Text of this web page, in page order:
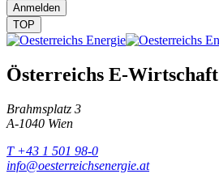
Anmelden
TOP
Österreichs E-Wirtschaft
Brahmsplatz 3
A-1040 Wien
T +43 1 501 98-0
info@oesterreichsenergie.at